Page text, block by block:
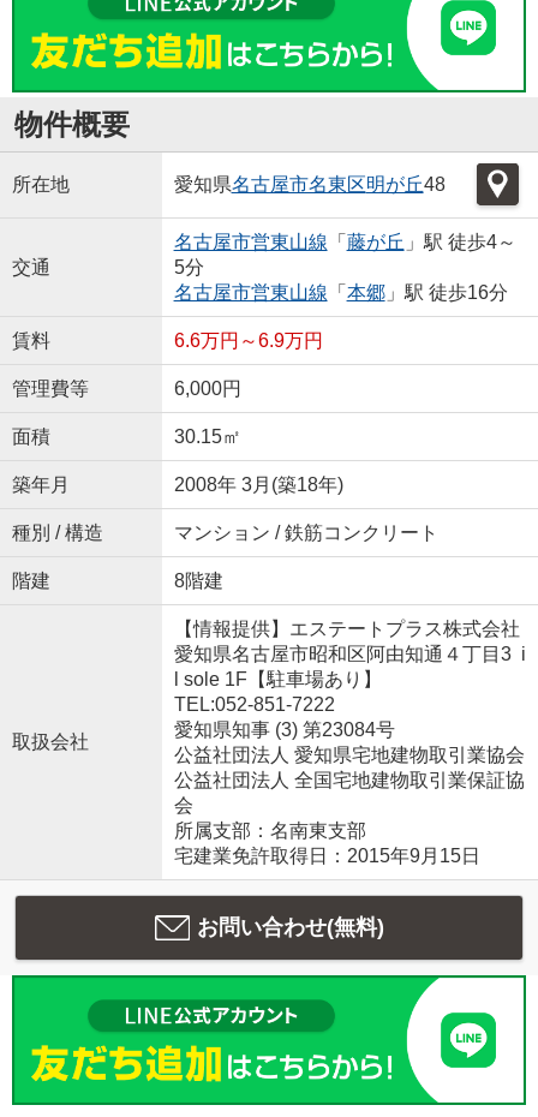
物件概要
所在地 愛知県名古屋市名東区明が丘48
交通
名古屋市営東山線 「 藤が丘 」駅 徒歩4～
5分
名古屋市営東山線 「 本郷」駅 徒歩16分
賃料 6.6万円～6.9万円
管理費等 6,000円
面積 30.15㎡
築年月 2008年 3月(築18年)
種別 / 構造 マンション / 鉄筋コンクリート
階建 8階建
取扱会社
【情報提供】エステートプラス株式会社
愛知県名古屋市昭和区阿由知通４丁目3 i
l sole 1F【駐車場あり】
TEL:052-851-7222
愛知県知事 (3) 第23084号
公益社団法人 愛知県宅地建物取引業協会
公益社団法人 全国宅地建物取引業保証協
会
所属支部：名南東支部
宅建業免許取得日：2015年9月15日
お問い合わせ(無料)